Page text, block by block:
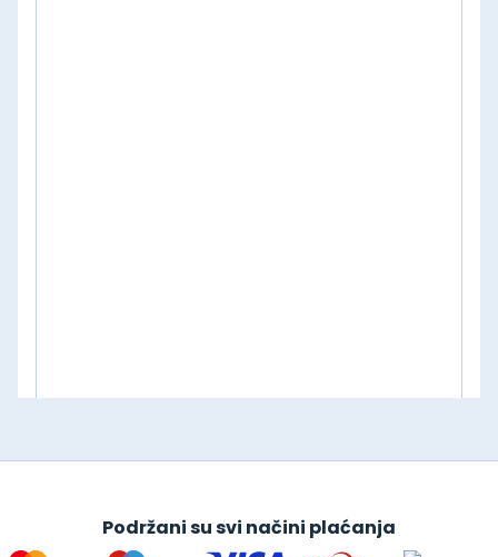
Podržani su svi načini plaćanja